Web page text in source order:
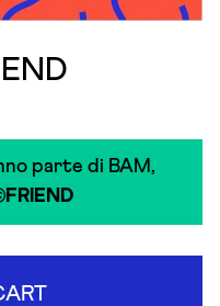
parte di BAM,
FRIEND